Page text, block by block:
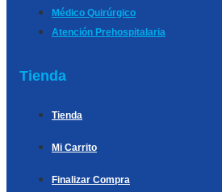
Médico Quirúrgico
Atención Prehospitalaria
Tienda
Tienda
Mi Carrito
Finalizar Compra